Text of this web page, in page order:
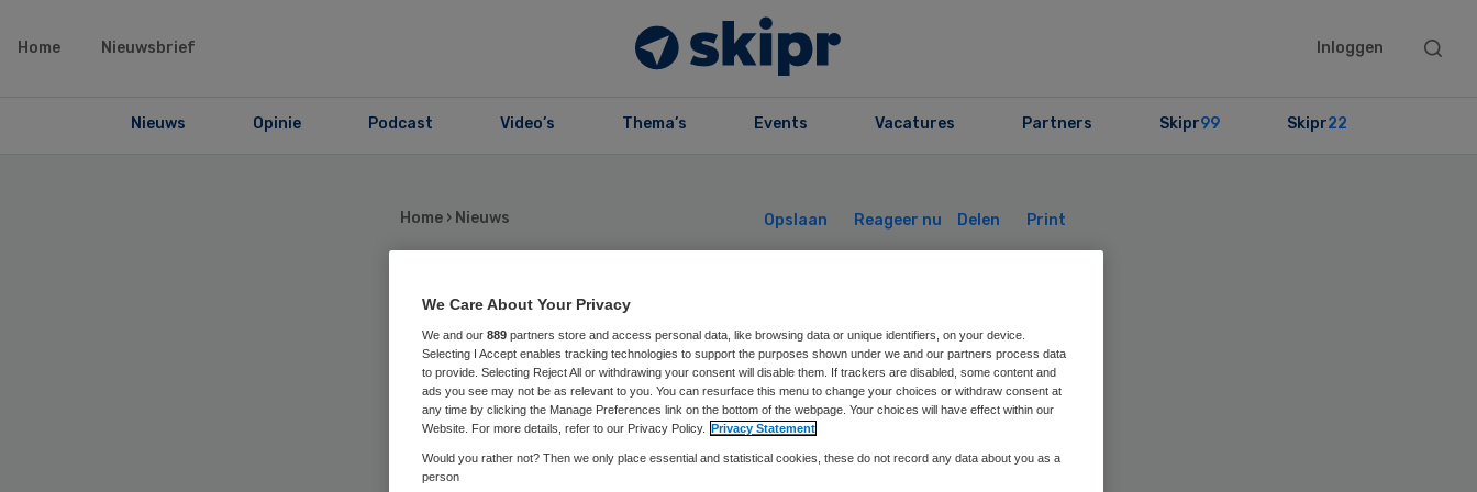
Home Nieuwsbrief Inloggen
Search
Nieuws Opinie Podcast Video’s Thema’s Events Vacatures Partners Skipr99 Skipr22
Home › Nieuws Opslaan Reageer nu Delen Print
Stijgende premie en
eigen kosten in de
zorg
We Care About Your Privacy
We and our 889 partners store and access personal data, like browsing data or unique identifiers, on your device.
Selecting I Accept enables tracking technologies to support the purposes shown under we and our partners process data
to provide. Selecting Reject All or withdrawing your consent will disable them. If trackers are disabled, some content and
ads you see may not be as relevant to you. You can resurface this menu to change your choices or withdraw consent at
any time by clicking the Manage Preferences link on the bottom of the webpage. Your choices will have effect within our
Website. For more details, refer to our Privacy Policy.
Privacy Statement
Would you rather not? Then we only place essential and statistical cookies, these do not record any data about you as a
person